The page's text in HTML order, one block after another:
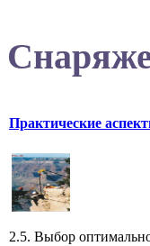
Практические
2.5. Выбор